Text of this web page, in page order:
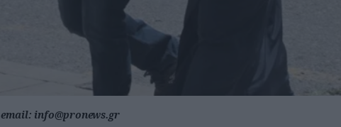
email: info@pronews.gr